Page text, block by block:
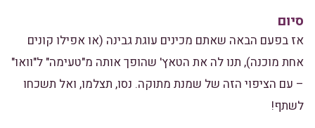
סיום
אז בפעם הבאה שאתם מכינים עוגת גבינה (או אפילו קונים
אחת מוכנה), תנו לה את הטאץ' שהופך אותה מ"טעימה" ל"וואו"
– עם הציפוי הזה של שמנת מתוקה. נסו, תצלמו, ואל תשכחו
לשתף!